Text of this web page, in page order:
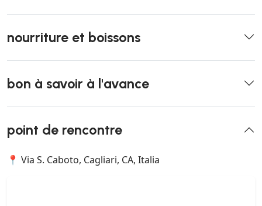
nourriture et boissons
bon à savoir à l'avance
point de rencontre
📍 Via S. Caboto, Cagliari, CA, Italia